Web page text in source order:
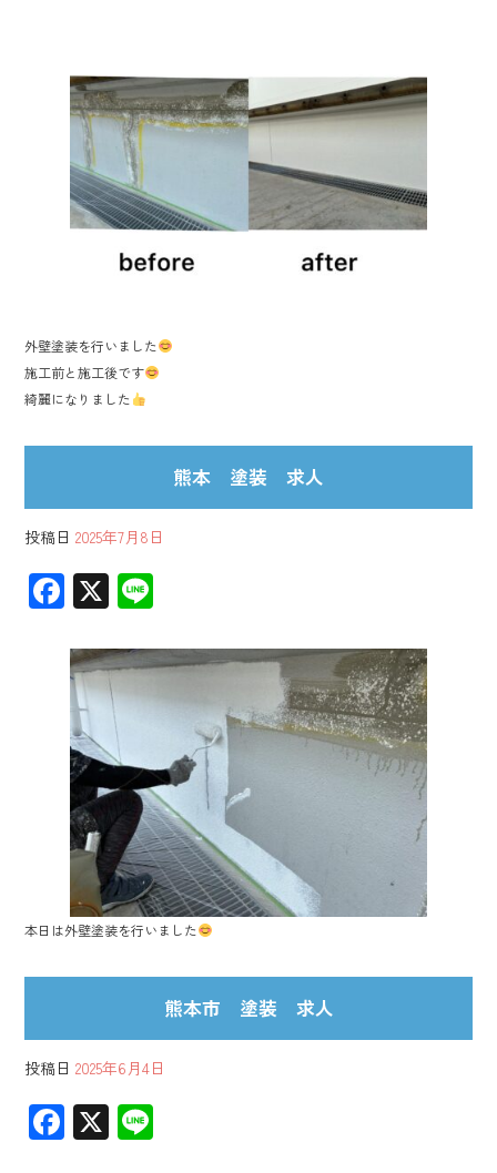
ok
外壁塗装を行いました
施工前と施工後です
綺麗になりました
熊本 塗装 求人
投稿日 2025年7月8日
F
ac
e
b
o
ok
X
本日は外壁塗装を行いました
熊本市 塗装 求人
投稿日 2025年6月4日
F X